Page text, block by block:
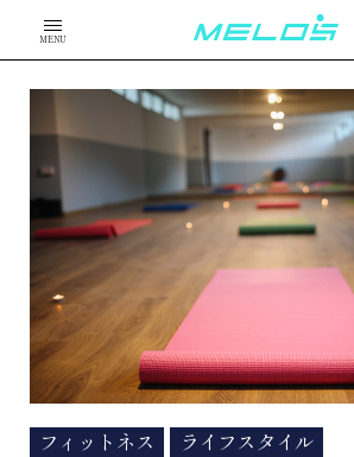
MENU
フィットネス ライフスタイル